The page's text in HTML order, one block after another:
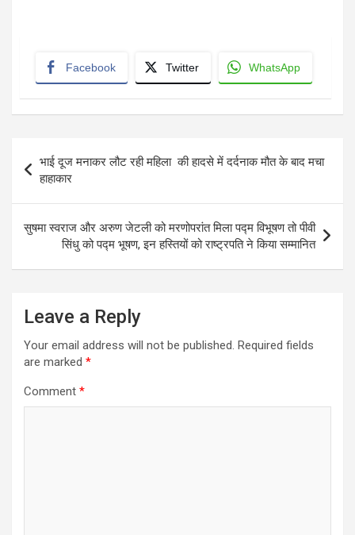
Facebook Twitter WhatsApp
Post
navigation
भाई दूज मनाकर लौट रही महिला की हादसे में दर्दनाक मौत के बाद मचा
हाहाकार
सुषमा स्वराज और अरुण जेटली को मरणोपरांत मिला पद्म विभूषण तो पीवी
सिंधु को पद्म भूषण, इन हस्तियों को राष्ट्रपति ने किया सम्मानित
Leave a Reply
Your email address will not be published. Required fields
are marked *
Comment *